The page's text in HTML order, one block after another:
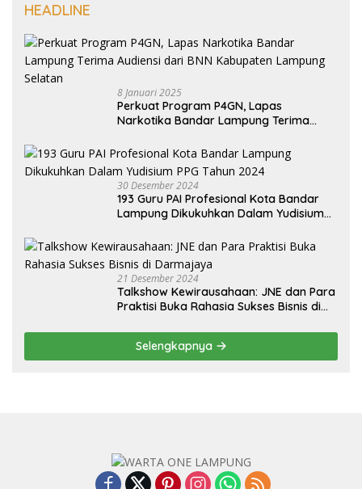
HEADLINE
8 Januari 2025
Perkuat Program P4GN, Lapas
Narkotika Bandar Lampung Terima
Selatan
30 Desember 2024
193 Guru PAI Profesional Kota Bandar
Lampung Dikukuhkan Dalam Yudisium
21 Desember 2024
Talkshow Kewirausahaan: JNE dan Para
Praktisi Buka Rahasia Sukses Bisnis di
Selengkapnya